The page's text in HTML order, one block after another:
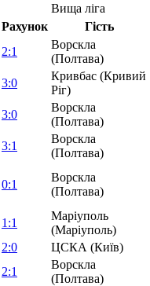
Вища ліга
Рахунок
Гість
2:1
Ворскла
(Полтава)
3:0
Кривбас (Кривий
Ріг)
3:0
Ворскла
(Полтава)
3:1
Ворскла
(Полтава)
0:1
Ворскла
(Полтава)
1:1
Маріуполь
(Маріуполь)
2:0
ЦСКА (Київ)
2:1
Ворскла
(Полтава)